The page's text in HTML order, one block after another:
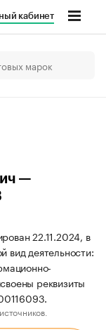
кабинет
—
22.11.2024, в
вид деятельности:
реквизиты